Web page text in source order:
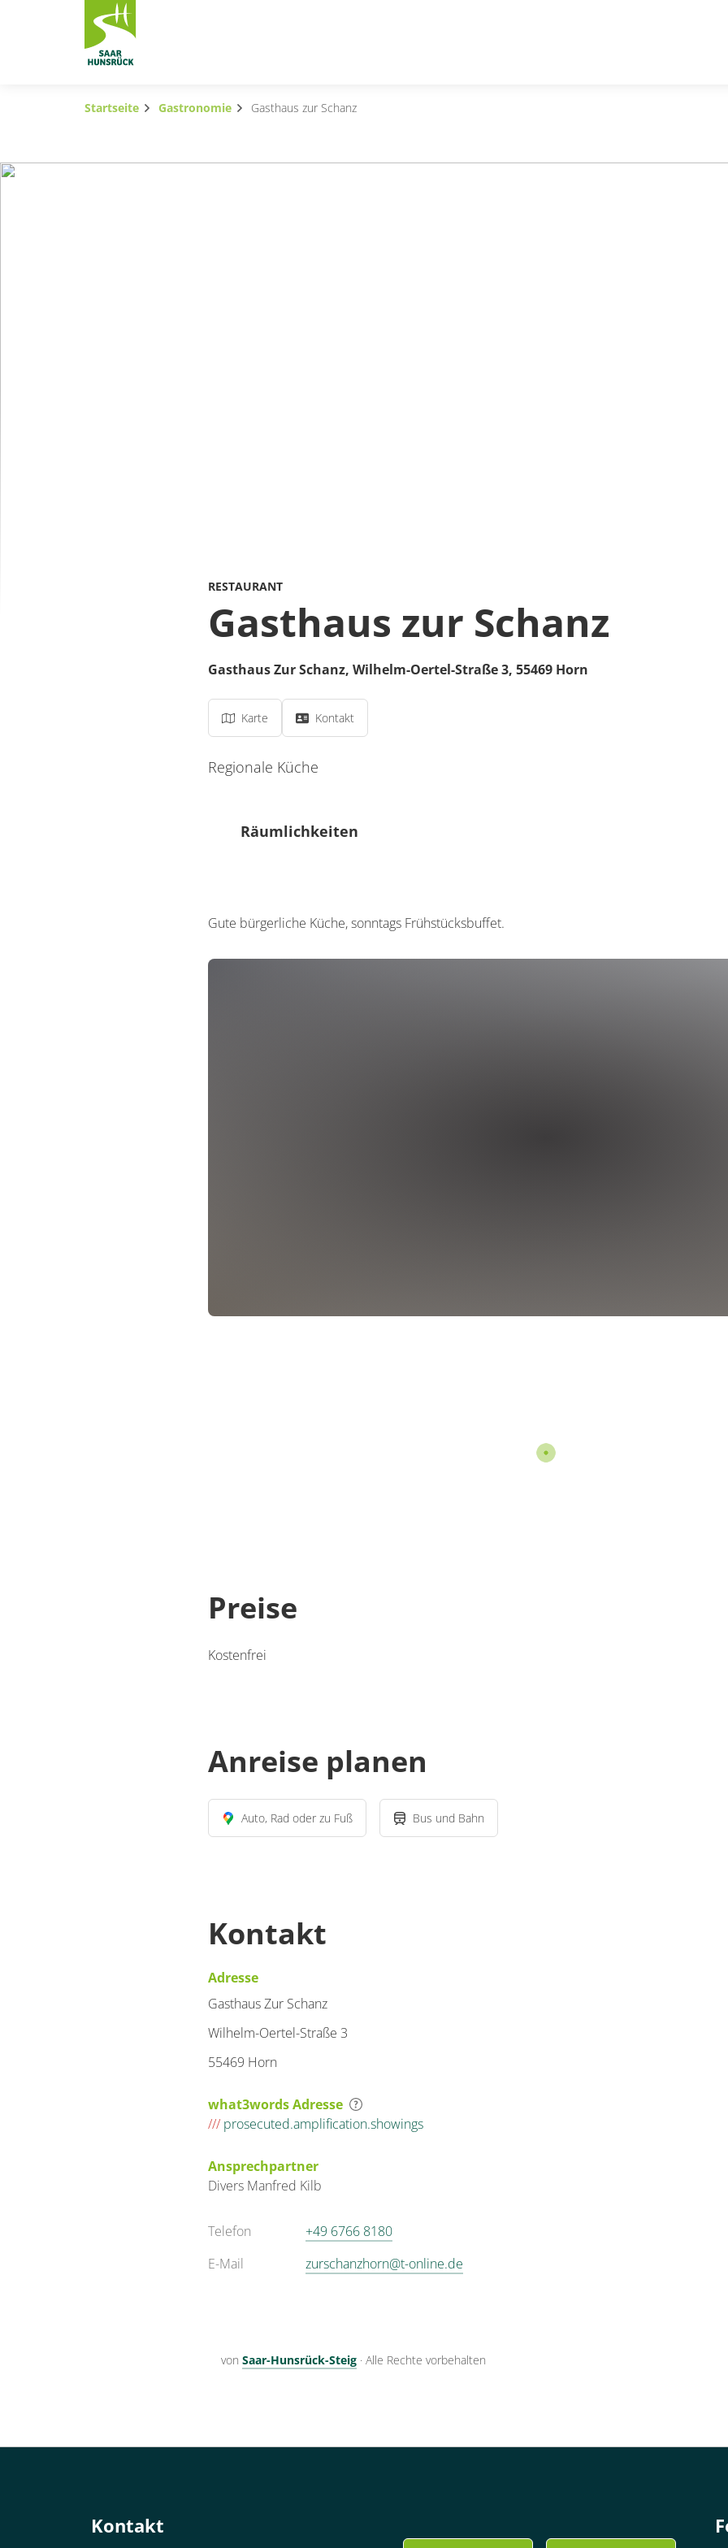
Zum Hauptinhalt springen
Subnavigation umschalten
Startseite Gastronomie Gasthaus zur Schanz
RESTAURANT
Gasthaus zur Schanz
Gasthaus Zur Schanz, Wilhelm-Oertel-Straße 3, 55469 Horn
Karte Kontakt
Regionale Küche
Räumlichkeiten
0 Sitzplätze (außen)
Gute bürgerliche Küche, sonntags Frühstücksbuffet.
Preise
Kostenfrei
Anreise planen
Auto, Rad oder zu Fuß Bus und Bahn
Kontakt
Adresse
Gasthaus Zur Schanz
Wilhelm-Oertel-Straße 3
55469 Horn
what3words Adresse
/// prosecuted.amplification.showings
Ansprechpartner
Divers Manfred Kilb
Telefon
+49 6766 8180
E-Mail
zurschanzhorn@t-online.de
von Saar-Hunsrück-Steig · Alle Rechte vorbehalten
Kontakt